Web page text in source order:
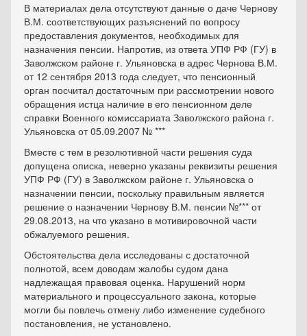
В материалах дела отсутствуют данные о даче Чернову
В.М. соответствующих разъяснений по вопросу
предоставления документов, необходимых для
назначения пенсии. Напротив, из ответа УПФ РФ (ГУ) в
Заволжском районе г. Ульяновска в адрес Чернова В.М.
от 12 сентября 2013 года следует, что пенсионный
орган посчитал достаточным при рассмотрении нового
обращения истца наличие в его пенсионном деле
справки Военного комиссариата Заволжского района г.
Ульяновска от 05.09.2007 № ***
Вместе с тем в резолютивной части решения суда
допущена описка, неверно указаны реквизиты решения
УПФ РФ (ГУ) в Заволжском районе г. Ульяновска о
назначении пенсии, поскольку правильным является
решение о назначении Чернову В.М. пенсии №*** от
29.08.2013, на что указано в мотивировочной части
обжалуемого решения.
Обстоятельства дела исследованы с достаточной
полнотой, всем доводам жалобы судом дана
надлежащая правовая оценка. Нарушений норм
материального и процессуального закона, которые
могли бы повлечь отмену либо изменение судебного
постановления, не установлено.